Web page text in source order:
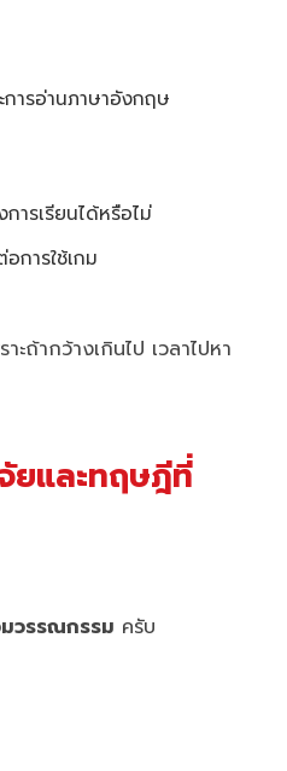
ารอ่านภาษาอังกฤษ
ารเรียนได้หรือไม่
การใช้เกม
าะถ้ากว้างเกินไป เวลาไปหา
ยและทฤษฎีที่
วรรณกรรม ครับ